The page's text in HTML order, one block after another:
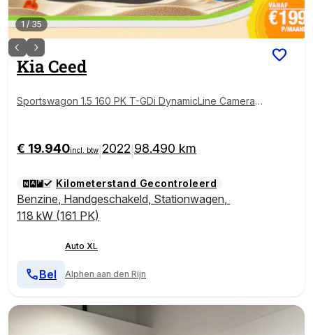
1/35
KiaCeed
Sportswagon 1.5 160 PK T-GDi DynamicLine Camera
€ 19.940incl. btw 2022 98.490 km
Kilometerstand Gecontroleerd
Benzine, Handgeschakeld, Stationwagen,
118 kW (161 PK)
Auto XL
Alphen aan den Rijn
Bel